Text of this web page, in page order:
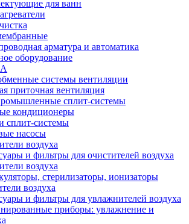
для ванн
арматура и автоматика
оборудование
системы вентиляции
приточная вентиляция
сплит-системы
кондиционеры
сплит-системы
насосы
воздуха
и фильтры для очистителей воздуха
воздуха
стерилизаторы, ионизаторы
воздуха
и фильтры для увлажнителей воздуха
приборы: увлажнение и